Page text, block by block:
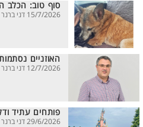
סוף טוב: הכלב
15/7/2026 דני ברנר
האוזניים
12/7/2026 דני ברנר
פותחים עתיד
29/6/2026 דני ברנר